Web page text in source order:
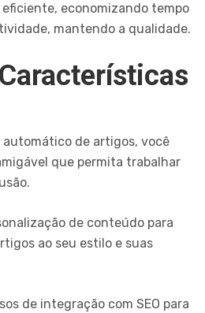
economizando tempo
mantendo a qualidade.
de artigos, você
que permita trabalhar
de conteúdo para
ao seu estilo e suas
de integração com SEO para